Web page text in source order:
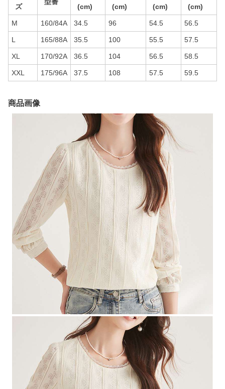
ズ
(cm)
(cm)
(cm)
(cm)
M 160/84A 34.5 96 54.5 56.5
L 165/88A 35.5 100 55.5 57.5
XL 170/92A 36.5 104 56.5 58.5
XXL 175/96A 37.5 108 57.5 59.5
商品画像